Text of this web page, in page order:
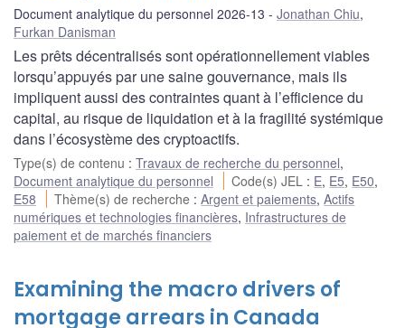
Document analytique du personnel 2026-13 Jonathan Chiu,
Furkan Danisman
Les prêts décentralisés sont opérationnellement viables
lorsqu’appuyés par une saine gouvernance, mais ils
impliquent aussi des contraintes quant à l’efficience du
capital, au risque de liquidation et à la fragilité systémique
dans l’écosystème des cryptoactifs.
Type(s) de contenu : Travaux de recherche du personnel,
Document analytique du personnel
Code(s) JEL : E, E5, E50,
E58
Thème(s) de recherche :Argent et paiements,Actifs
numériques et technologies financières, Infrastructures de
paiement et de marchés financiers
Examining the macro drivers of
mortgage arrears in Canada